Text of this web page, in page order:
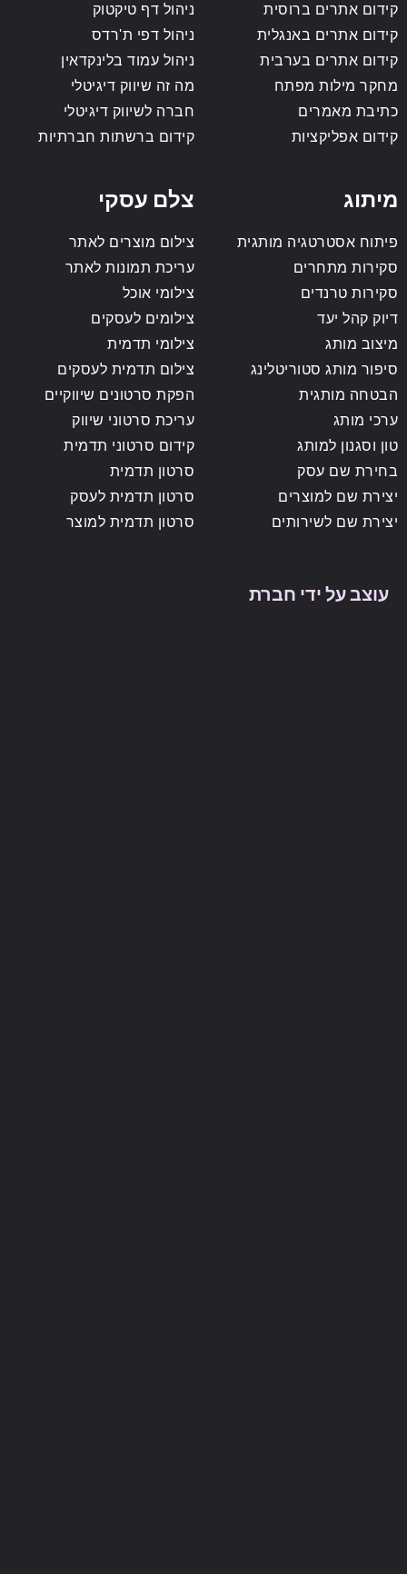
קידום אתרים ברוסית
קידום אתרים באנגלית
קידום אתרים בערבית
מחקר מילות מפתח
כתיבת מאמרים
קידום אפליקציות
ניהול דף טיקטוק
ניהול דפי ת'רדס
ניהול עמוד בלינקדאין
מה זה שיווק דיגיטלי
חברה לשיווק דיגיטלי
קידום ברשתות חברתיות
מיתוג
פיתוח אסטרטגיה מותגית
סקירות מתחרים
סקירות טרנדים
דיוק קהל יעד
מיצוב מותג
סיפור מותג סטוריטלינג
הבטחה מותגית
ערכי מותג
טון וסגנון למותג
בחירת שם עסק
יצירת שם למוצרים
יצירת שם לשירותים
צלם עסקי
צילום מוצרים לאתר
עריכת תמונות לאתר
צילומי אוכל
צילומים לעסקים
צילומי תדמית
צילום תדמית לעסקים
הפקת סרטונים שיווקיים
עריכת סרטוני שיווק
קידום סרטוני תדמית
סרטון תדמית
סרטון תדמית לעסק
סרטון תדמית למוצר
עוצב על ידי חברת